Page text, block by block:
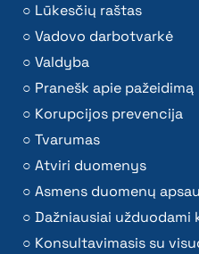
Lūkesčių raštas
Vadovo darbotvarkė
Valdyba
Pranešk apie pažeidimą
Korupcijos prevencija
Tvarumas
Atviri duomenys
Asmens duomenų
Dažniausiai užduodami
Konsultavimasis su